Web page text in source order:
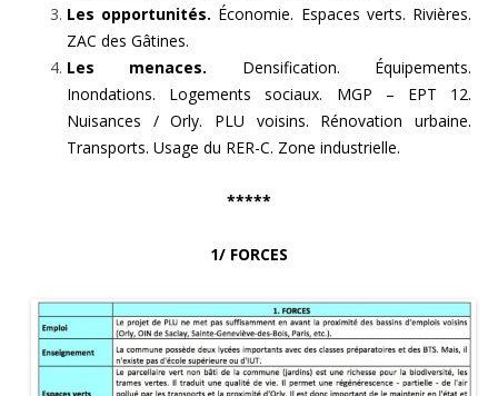
Les opportunités. Économie. Espaces verts. Rivières.
ZAC des Gâtines.
Les menaces. Densification. Équipements.
Inondations. Logements sociaux. MGP – EPT 12.
Nuisances / Orly. PLU voisins. Rénovation urbaine.
Transports. Usage du RER-C. Zone industrielle.
*****
1/ FORCES